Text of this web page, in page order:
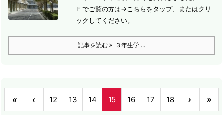
Ｆでご覧の方は→こちらをタップ、またはクリ
ックしてください。
記事を読む ３年生学 ...
« ‹ 12 13 14 15 16 17 18 › »